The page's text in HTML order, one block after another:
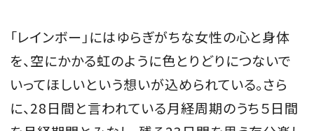
2026年9月号
2026-07-23発売
最新号を試し読み
「レインボー」にはゆらぎがちな女性の心と身体
を、空にかかる虹のように色とりどりにつないで
いってほしいという想いが込められている。さら
に、28日間と言われている月経周期のうち５日間